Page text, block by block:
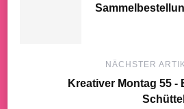
NÄCHSTER
Kreativer Montag 55 -